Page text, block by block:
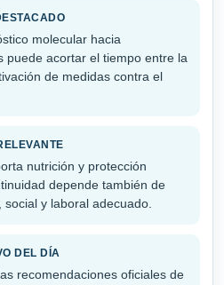
molecular hacia
puede acortar el tiempo entre la
de medidas contra el
nutrición y protección
depende también de
y laboral adecuado.
DEL DÍA
recomendaciones oficiales de